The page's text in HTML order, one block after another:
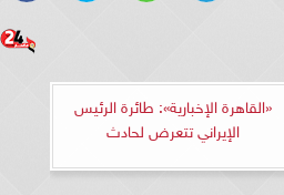
«القاهرة الإخبارية»: طائرة الرئيس
الإيراني تتعرض لحادث